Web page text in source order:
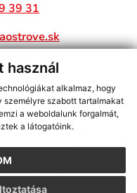
használ
alkalmaz, hogy
személyre szabott tartalmakat
a weboldalunk forgalmát,
a látogatóink.
39 31
RSS csatornánkon keresztűl,
térkép,Internetes portál
,doménnév regisztráció
31.07.2026